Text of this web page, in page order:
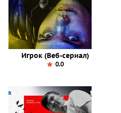
Игрок (Веб-сериал)
0.0